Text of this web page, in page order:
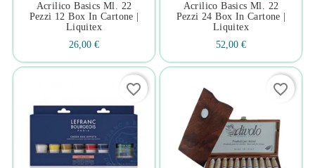
Acrilico Basics Ml. 22
Pezzi 12 Box In Cartone |
Liquitex
26,00 €
Acrilico Basics Ml. 22
Pezzi 24 Box In Cartone |
Liquitex
52,00 €
favorite_border favorite_border